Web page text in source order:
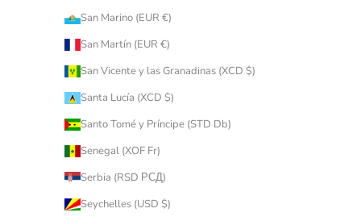
San Marino (EUR €)
San Martín (EUR €)
San Vicente y las Granadinas (XCD $)
Santa Lucía (XCD $)
Santo Tomé y Príncipe (STD Db)
Senegal (XOF Fr)
Serbia (RSD РСД)
Seychelles (USD $)